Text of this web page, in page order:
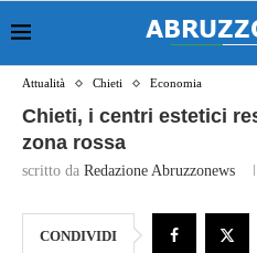
Attualità Chieti Economia
Chieti, i centri estetici
zona rossa
scritto da Redazione Abruzzonews
CONDIVIDI